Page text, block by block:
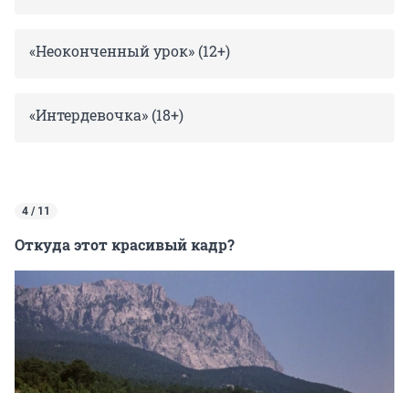
«Неоконченный урок» (12+)
«Интердевочка» (18+)
4 / 11
Откуда этот красивый кадр?